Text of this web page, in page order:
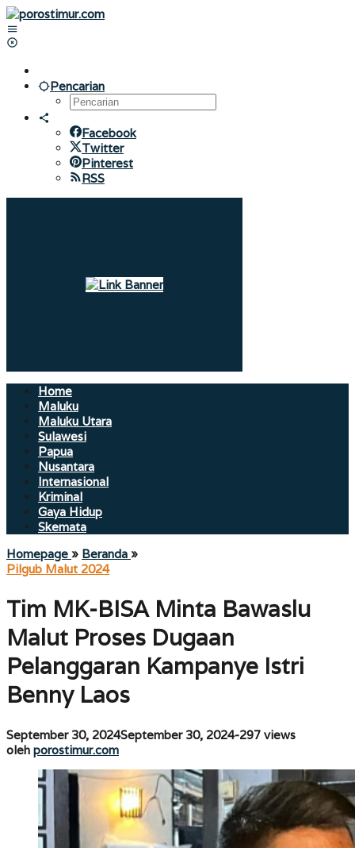
Lewati
ke
konten
Pencarian
Facebook
Twitter
Pinterest
RSS
Home
Maluku
Maluku Utara
Sulawesi
Papua
Nusantara
Internasional
Kriminal
Gaya Hidup
Skemata
Homepage » Beranda »Tim
Minta
Bawaslu
Malut
Proses
Dugaan
Pelanggaran
Laos
Pilgub Malut 2024
Tim MK-BISA Minta Bawaslu
Malut Proses Dugaan
Pelanggaran Kampanye Istri
Benny Laos
September 30, 2024September 30, 2024oleh
-297 views
oleh porostimur.com